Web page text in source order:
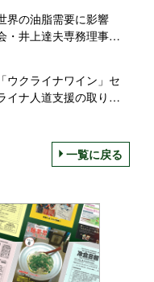
界の油脂需要に影響
・井上達夫専務理事に
ウクライナワイン」セ
イナ人道支援の取り組
一覧に戻る